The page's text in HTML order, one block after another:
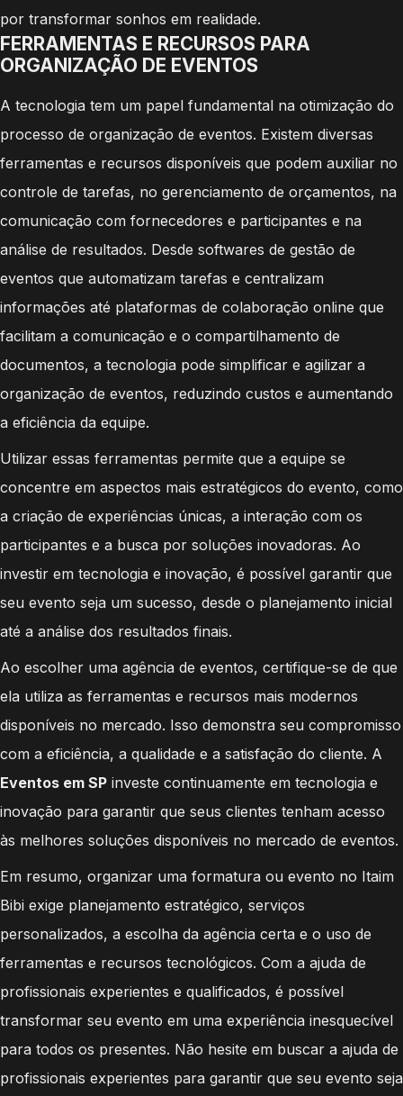
por transformar sonhos em realidade.
FERRAMENTAS E RECURSOS PARA
ORGANIZAÇÃO DE EVENTOS
A tecnologia tem um papel fundamental na otimização do
processo de organização de eventos. Existem diversas
ferramentas e recursos disponíveis que podem auxiliar no
controle de tarefas, no gerenciamento de orçamentos, na
comunicação com fornecedores e participantes e na
análise de resultados. Desde softwares de gestão de
eventos que automatizam tarefas e centralizam
informações até plataformas de colaboração online que
facilitam a comunicação e o compartilhamento de
documentos, a tecnologia pode simplificar e agilizar a
organização de eventos, reduzindo custos e aumentando
a eficiência da equipe.
Utilizar essas ferramentas permite que a equipe se
concentre em aspectos mais estratégicos do evento, como
a criação de experiências únicas, a interação com os
participantes e a busca por soluções inovadoras. Ao
investir em tecnologia e inovação, é possível garantir que
seu evento seja um sucesso, desde o planejamento inicial
até a análise dos resultados finais.
Ao escolher uma agência de eventos, certifique-se de que
ela utiliza as ferramentas e recursos mais modernos
disponíveis no mercado. Isso demonstra seu compromisso
com a eficiência, a qualidade e a satisfação do cliente. A
Eventos em SP investe continuamente em tecnologia e
inovação para garantir que seus clientes tenham acesso
às melhores soluções disponíveis no mercado de eventos.
Em resumo, organizar uma formatura ou evento no Itaim
Bibi exige planejamento estratégico, serviços
personalizados, a escolha da agência certa e o uso de
ferramentas e recursos tecnológicos. Com a ajuda de
profissionais experientes e qualificados, é possível
transformar seu evento em uma experiência inesquecível
para todos os presentes. Não hesite em buscar a ajuda de
profissionais experientes para garantir que seu evento seja